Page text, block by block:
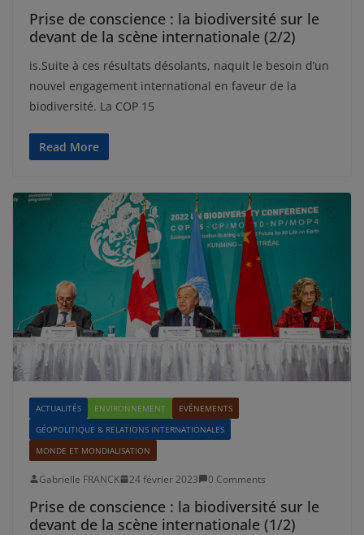
Prise de conscience : la biodiversité sur le
devant de la scène internationale (2/2)
is.Suite à ces résultats désolants, naquit le besoin d’un
nouvel engagement international en faveur de la
biodiversité. La COP 15
Read More
ACTUALITÉS ENVIRONNEMENT
EVÉNEMENTS
GÉOPOLITIQUE & RELATIONS INTERNATIONALES
MONDE ET MONDIALISATION
Gabrielle FRANCK 24 février 2023 0 Comments
Prise de conscience : la biodiversité sur le
devant de la scène internationale (1/2)